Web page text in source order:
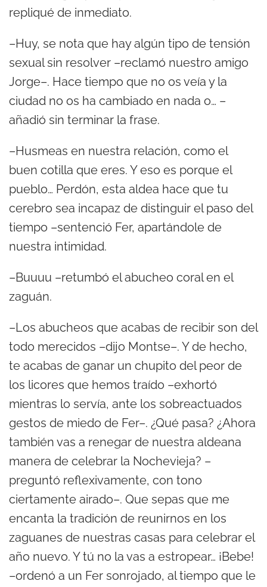
repliqué de inmediato.
–Huy, se nota que hay algún tipo de tensión
sexual sin resolver –reclamó nuestro amigo
Jorge–. Hace tiempo que no os veía y la
ciudad no os ha cambiado en nada o… –
añadió sin terminar la frase.
–Husmeas en nuestra relación, como el
buen cotilla que eres. Y eso es porque el
pueblo… Perdón, esta aldea hace que tu
cerebro sea incapaz de distinguir el paso del
tiempo –sentenció Fer, apartándole de
nuestra intimidad.
–Buuuu –retumbó el abucheo coral en el
zaguán.
–Los abucheos que acabas de recibir son del
todo merecidos –dijo Montse–. Y de hecho,
te acabas de ganar un chupito del peor de
los licores que hemos traído –exhortó
mientras lo servía, ante los sobreactuados
gestos de miedo de Fer–. ¿Qué pasa? ¿Ahora
también vas a renegar de nuestra aldeana
manera de celebrar la Nochevieja? –
preguntó reflexivamente, con tono
ciertamente airado–. Que sepas que me
encanta la tradición de reunirnos en los
zaguanes de nuestras casas para celebrar el
año nuevo. Y tú no la vas a estropear… ¡Bebe!
–ordenó a un Fer sonrojado, al tiempo que le